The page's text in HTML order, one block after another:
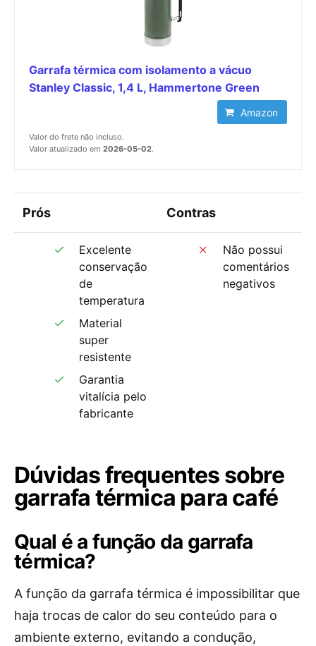
Garrafa térmica com isolamento a vácuo
Stanley Classic, 1,4 L, Hammertone Green
Amazon
Valor do frete não incluso.
Valor atualizado em 2026-05-02.
Prós Contras
Excelente
conservação
de
temperatura
Material
super
resistente
Garantia
vitalícia pelo
fabricante
Não possui
comentários
negativos
Dúvidas frequentes sobre
garrafa térmica para café
Qual é a função da garrafa
térmica?
A função da garrafa térmica é impossibilitar que
haja trocas de calor do seu conteúdo para o
ambiente externo, evitando a condução,